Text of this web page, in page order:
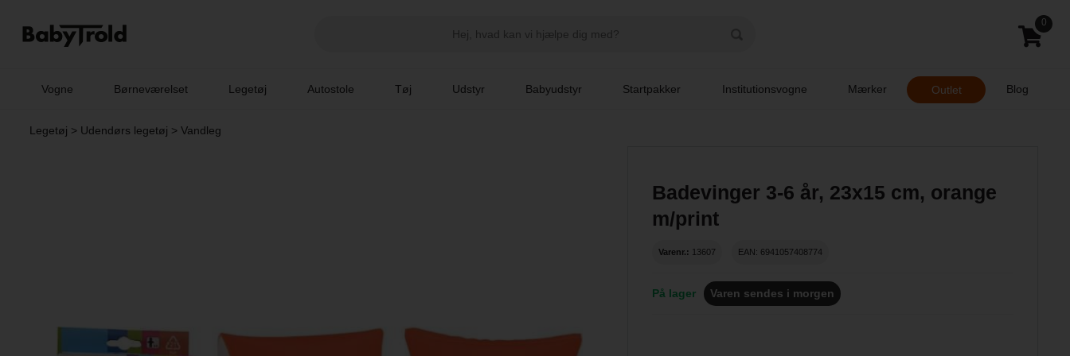
0
Vogne Børneværelset Legetøj Autostole Tøj Udstyr Babyudstyr Startpakker Institutionsvogne Mærker Outlet Blog
Legetøj > Udendørs legetøj > Vandleg
Badevinger 3-6 år, 23x15 cm, orange
m/print
Varenr.: 13607 EAN: 6941057408774
På lager Varen sendes i morgen